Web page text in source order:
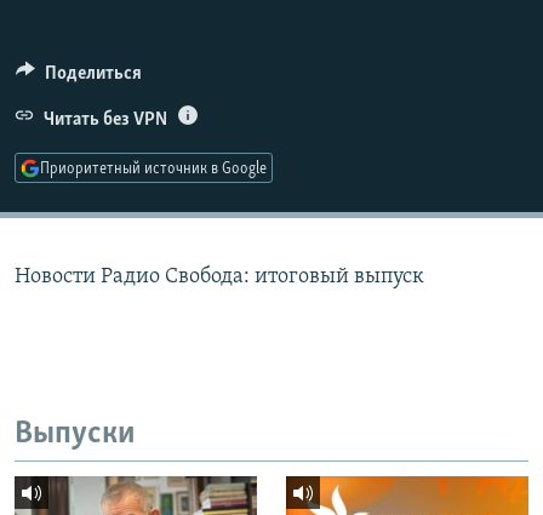
ПОДПИШИТЕСЬ НА РАССЫЛКУ
СОЦИАЛЬНЫЕ СЕТИ
Поделиться
Читать без VPN
Приоритетный источник в Google
Новости Радио Свобода: итоговый выпуск
Выпуски